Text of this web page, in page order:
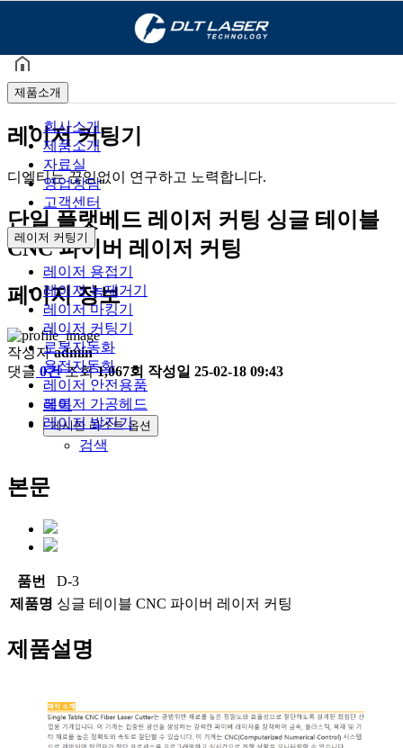
최적의 Solution을 제공해 드리고 있습니다.
제품소개
회사소개
제품소개
자료실
영업상담
고객센터
레이저 커팅기
레이저 용접기
레이저 녹제거기
레이저 마킹기
레이저 커팅기
로봇자동화
용접자동화
레이저 안전용품
레이저 가공헤드
레이저 발진기
레이저 커팅기
디엘티는 끊임없이 연구하고 노력합니다.
단일 플랫베드 레이저 커팅 싱글 테이블
CNC 파이버 레이저 커팅
페이지 정보
작성자 admin
댓글 0건 조회1,067회 작성일 25-02-18 09:43
목록
게시판 리스트 옵션
검색
본문
품번
D-3
제품명 싱글 테이블 CNC 파이버 레이저 커팅
제품설명